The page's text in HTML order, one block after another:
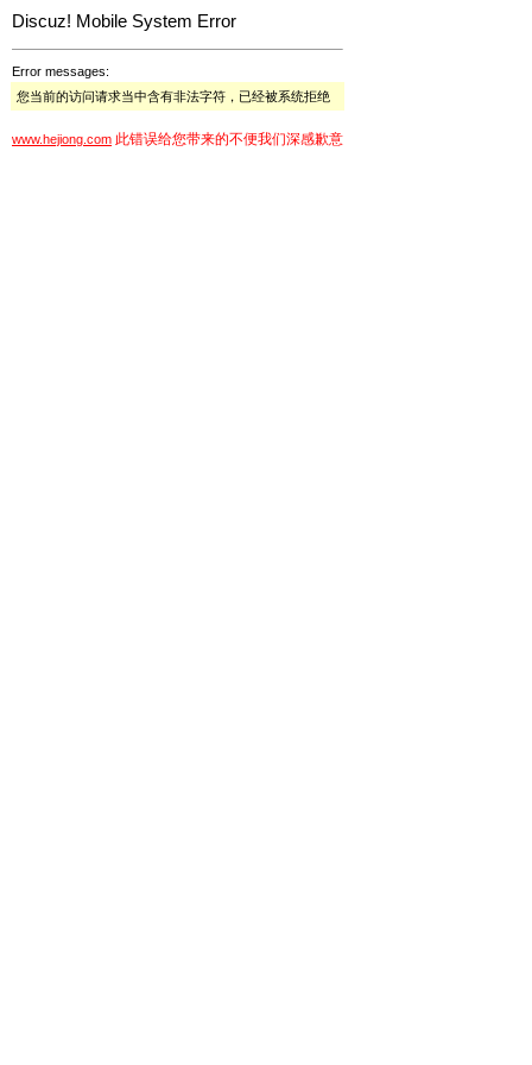
Discuz! Mobile System Error
Error messages:
您当前的访问请求当中含有非法字符，已经被系统拒绝
www.hejiong.com 此错误给您带来的不便我们深感歉意